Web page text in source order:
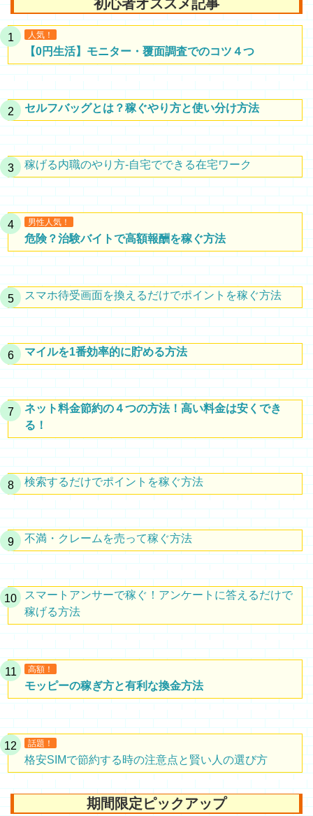
初心者オススメ記事
人気！
【0円生活】モニター・覆面調査でのコツ４つ
セルフバッグとは？稼ぐやり方と使い分け方法
稼げる内職のやり方-自宅でできる在宅ワーク
男性人気！
危険？治験バイトで高額報酬を稼ぐ方法
スマホ待受画面を換えるだけでポイントを稼ぐ方法
マイルを1番効率的に貯める方法
ネット料金節約の４つの方法！高い料金は安くでき
る！
検索するだけでポイントを稼ぐ方法
不満・クレームを売って稼ぐ方法
スマートアンサーで稼ぐ！アンケートに答えるだけで
稼げる方法
高額！
モッピーの稼ぎ方と有利な換金方法
話題！
格安SIMで節約する時の注意点と賢い人の選び方
期間限定ピックアップ